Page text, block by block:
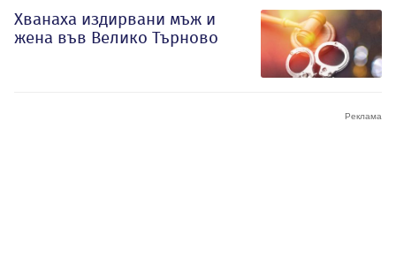
Хванаха издирвани мъж и
жена във Велико Търново